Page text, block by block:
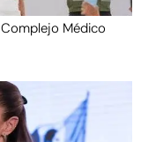
Médico